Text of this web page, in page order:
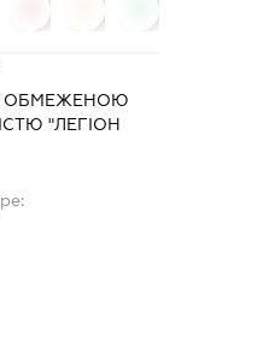
ОБМЕЖЕНОЮ
"ЛЕГІОН